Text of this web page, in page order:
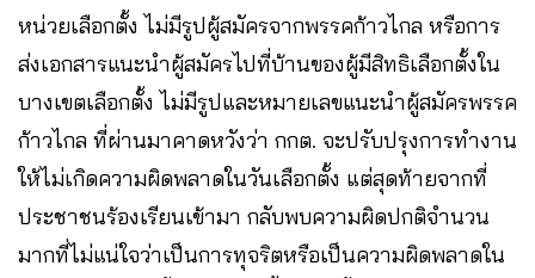
หน่วยเลือกตั้ง ไม่มีรูปผู้สมัครจากพรรคก้าวไกล หรือการ
ส่งเอกสารแนะนำผู้สมัครไปที่บ้านของผู้มีสิทธิเลือกตั้งใน
บางเขตเลือกตั้ง ไม่มีรูปและหมายเลขแนะนำผู้สมัครพรรค
ก้าวไกล ที่ผ่านมาคาดหวังว่า กกต. จะปรับปรุงการทำงาน
ให้ไม่เกิดความผิดพลาดในวันเลือกตั้ง แต่สุดท้ายจากที่
ประชาชนร้องเรียนเข้ามา กลับพบความผิดปกติจำนวน
มากที่ไม่แน่ใจว่าเป็นการทุจริตหรือเป็นความผิดพลาดใน